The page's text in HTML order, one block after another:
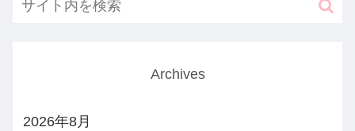
Archives
2026年8月